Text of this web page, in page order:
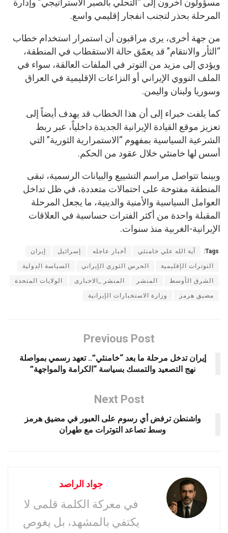
مسؤولون آخرون إلى “التحلي بالصبر الاستراتيجي” وإدارة
المرحلة بحذر لتجنب انفجار إقليمي واسع.
من جهة أخرى، يرى مراقبون أن استمرار استخدام خطاب
“الثأر والانتقام” قد يعمّق حالة الاستقطاب في المنطقة،
ويؤدي إلى مزيد من التوتر في الملفات العالقة، سواء في
الملف النووي الإيراني أو النزاعات الإقليمية في العراق
وسوريا ولبنان واليمن.
كما يلفت خبراء إلى أن هذا الخطاب قد يهدف أيضاً إلى
تعزيز موقع القيادة الإيرانية الجديدة داخلياً، عبر ربط
الشرعية السياسية بمفهوم “الاستمرارية الثورية” التي
أسس لها خامنئي خلال عقود من الحكم.
وبينما تتواصل مراسم التشييع والبيانات الرسمية، تبقى
المنطقة مفتوحة على احتمالات متعددة، في ظل تداخل
العوامل السياسية والأمنية والدينية، ما يجعل المرحلة
المقبلة واحدة من أكثر الفترات حساسية في العلاقات
الإيرانية-الغربية منذ سنوات.
Tags: آية الله علي خامنئي أخبار عاجله إسرائيل إيران
التوترات الإقليمية الحرس الثوري الإيراني السياسة الدولية
الشرق الأوسط المنشر المنشر _الاخبارى الولايات المتحدة
مضيق هرمز وزارة الاستخبارات الإيرانية
Previous Post
إيران تدخل مرحلة ما بعد “خامنئي”.. تعهد رسمي بمواصلة
نهج التصعيد والتمسك بسياسة “الكرامة والمواجهة”
Next Post
واشنطن ترفض أي رسوم على العبور في مضيق هرمز
وسط تصاعد التوترات مع طهران
جواد الراصد
في معركة الكلمة قلمى لا
يكتفي بالمشهد، بل يغوص